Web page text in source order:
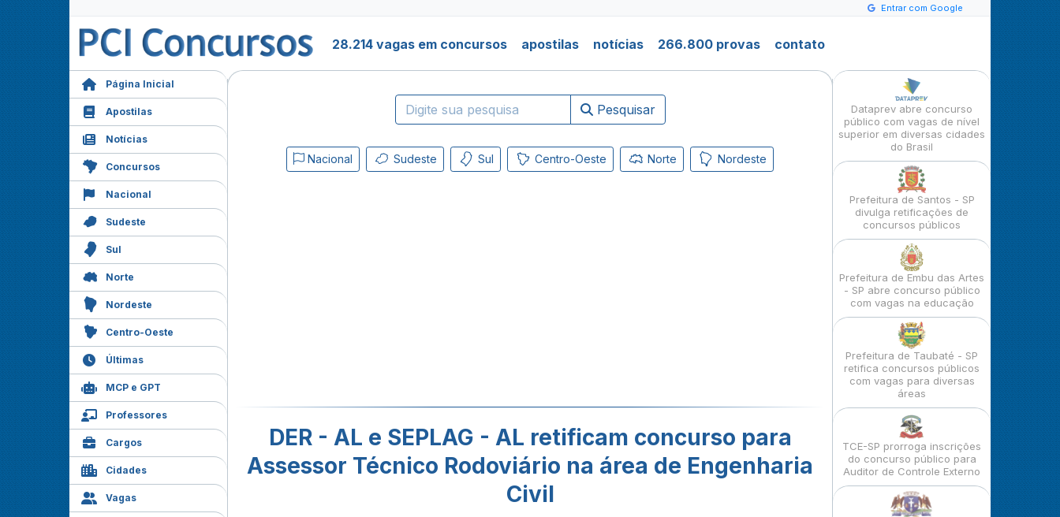
Entrar com Google
28.214 vagas em concursos apostilas notícias 266.800 provas contato
Página Inicial
Apostilas
Notícias
Concursos
Nacional
Sudeste
Sul
Norte
Nordeste
Centro-Oeste
Últimas
MCP e GPT
Professores
Cargos
Cidades
Vagas
Pesquisar
Nacional Sudeste Sul Centro-Oeste Norte Nordeste
DER - AL e SEPLAG - AL retificam concurso para
Assessor Técnico Rodoviário na área de Engenharia
Civil
Dataprev abre concurso
público com vagas de nível
superior em diversas cidades
do Brasil
Prefeitura de Santos - SP
divulga retificações de
concursos públicos
Prefeitura de Embu das Artes
- SP abre concurso público
com vagas na educação
Prefeitura de Taubaté - SP
retifica concursos públicos
com vagas para diversas
áreas
TCE-SP prorroga inscrições
do concurso público para
Auditor de Controle Externo